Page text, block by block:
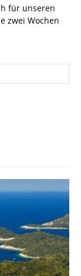
für unseren
zwei Wochen